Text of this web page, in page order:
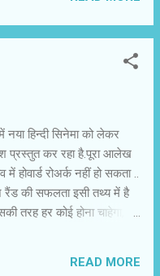
है.चवन्नी गारंटी लेता है की इस
नही जायेगा.हंसने,खुश होने
देख सकते हैं.इस फिल्म की
अली की पीठ
हिन्दी सिनेमा को लेकर
प्रस्तुत कर रहा है.पूरा आलेख
रोअर्क नहीं हो सकता ..
रैंड की सफलता इसी तथ्य में है
तरह हर कोई होना चाहेगा,
है … हमलोग अपने इंटरव्यू
READ MORE